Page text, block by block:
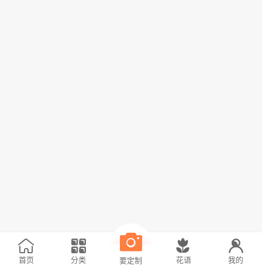
首页 分类 要定制 花语 我的